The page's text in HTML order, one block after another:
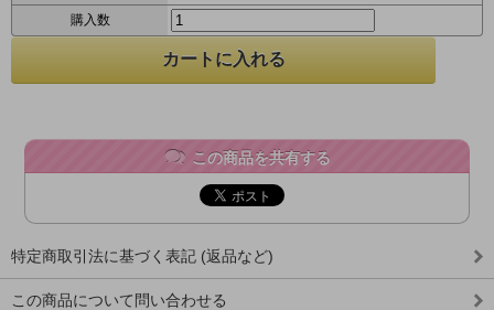
購入数
この商品を共有する
特定商取引法に基づく表記 (返品など)
この商品について問い合わせる